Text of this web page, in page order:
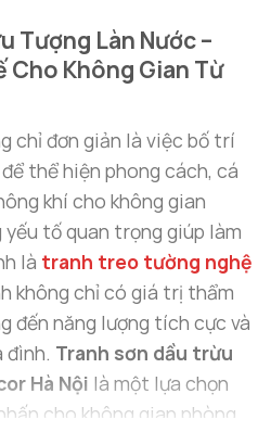
Tượng Làn Nước –
Cho Không Gian Từ
chỉ đơn giản là việc bố trí
thể hiện phong cách, cá
khí cho không gian
tố quan trọng giúp làm
là tranh treo tường nghệ
không chỉ có giá trị thẩm
đến năng lượng tích cực và
Tranh sơn dầu trừu
Hà Nội là một lựa chọn
cho không gian phòng